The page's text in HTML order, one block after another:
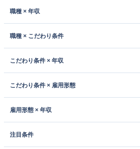
職種 × 年収
職種 × こだわり条件
こだわり条件 × 年収
こだわり条件 × 雇用形態
雇用形態 × 年収
注目条件